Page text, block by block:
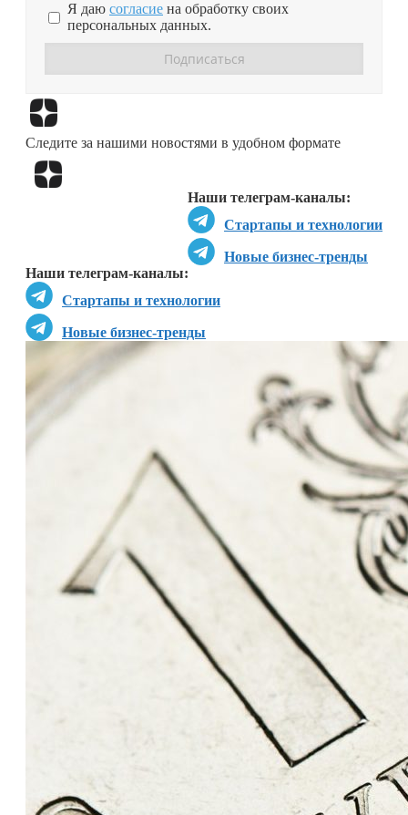
Я даю согласие на обработку своих
персональных данных.
Следите за нашими новостями в удобном формате
Наши телеграм-каналы:
Стартапы и технологии
Новые бизнес-тренды
Наши телеграм-каналы:
Стартапы и технологии
Новые бизнес-тренды